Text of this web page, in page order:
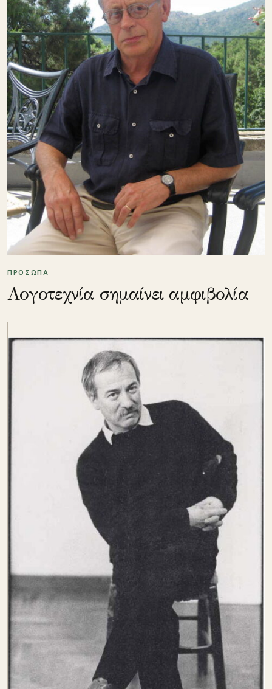
ΠΡΟΣΩΠΑ
Λογοτεχνία σημαίνει αμφιβολία